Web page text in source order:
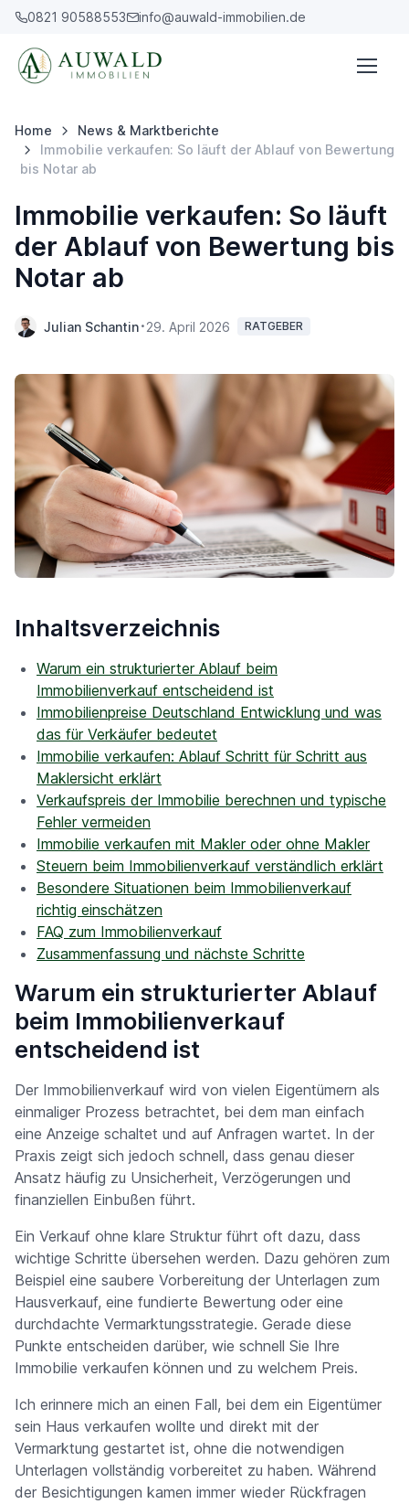
0821 90588553 info@auwald-immobilien.de
Home
News & Marktberichte
Immobilie verkaufen: So läuft der Ablauf von Bewertung
bis Notar ab
Immobilie verkaufen: So läuft
der Ablauf von Bewertung bis
Notar ab
Julian Schantin 29. April 2026 RATGEBER
Inhaltsverzeichnis
Warum ein strukturierter Ablauf beim
Immobilienverkauf entscheidend ist
Immobilienpreise Deutschland Entwicklung und was
das für Verkäufer bedeutet
Immobilie verkaufen: Ablauf Schritt für Schritt aus
Maklersicht erklärt
Verkaufspreis der Immobilie berechnen und typische
Fehler vermeiden
Immobilie verkaufen mit Makler oder ohne Makler
Steuern beim Immobilienverkauf verständlich erklärt
Besondere Situationen beim Immobilienverkauf
richtig einschätzen
FAQ zum Immobilienverkauf
Zusammenfassung und nächste Schritte
Warum ein strukturierter Ablauf
beim Immobilienverkauf
entscheidend ist
Der Immobilienverkauf wird von vielen Eigentümern als
einmaliger Prozess betrachtet, bei dem man einfach
eine Anzeige schaltet und auf Anfragen wartet. In der
Praxis zeigt sich jedoch schnell, dass genau dieser
Ansatz häufig zu Unsicherheit, Verzögerungen und
finanziellen Einbußen führt.
Ein Verkauf ohne klare Struktur führt oft dazu, dass
wichtige Schritte übersehen werden. Dazu gehören zum
Beispiel eine saubere Vorbereitung der Unterlagen zum
Hausverkauf, eine fundierte Bewertung oder eine
durchdachte Vermarktungsstrategie. Gerade diese
Punkte entscheiden darüber, wie schnell Sie Ihre
Immobilie verkaufen können und zu welchem Preis.
Ich erinnere mich an einen Fall, bei dem ein Eigentümer
sein Haus verkaufen wollte und direkt mit der
Vermarktung gestartet ist, ohne die notwendigen
Unterlagen vollständig vorbereitet zu haben. Während
der Besichtigungen kamen immer wieder Rückfragen